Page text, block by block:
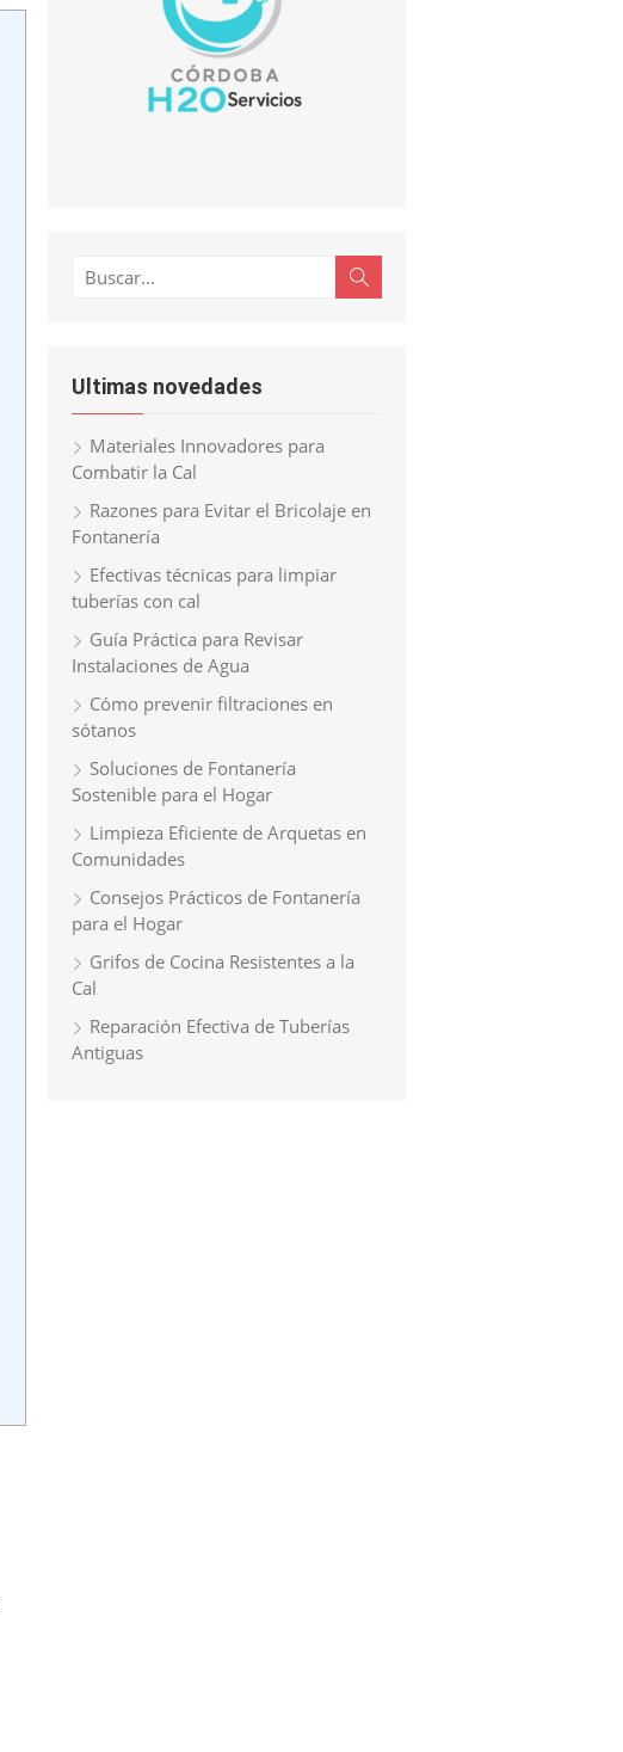
Buscar:
Ultimas novedades
Materiales Innovadores para
Combatir la Cal
Razones para Evitar el Bricolaje en
Fontanería
Efectivas técnicas para limpiar
tuberías con cal
Guía Práctica para Revisar
Instalaciones de Agua
Cómo prevenir filtraciones en
sótanos
Soluciones de Fontanería
Sostenible para el Hogar
Limpieza Eficiente de Arquetas en
Comunidades
Consejos Prácticos de Fontanería
para el Hogar
Grifos de Cocina Resistentes a la
Cal
Reparación Efectiva de Tuberías
Antiguas